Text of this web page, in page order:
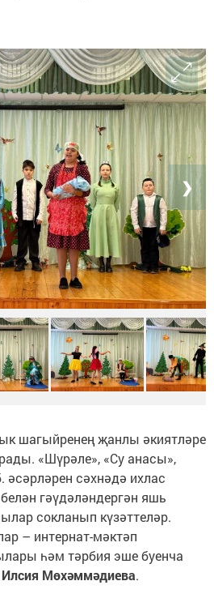
❯
шагыйренең җанлы әкиятләре
«Шүрәле», «Су анасы»,
сәхнәдә ихлас
гәүдәләндергән яшь
сокланып күзәттеләр.
– интернат-мәктәп
һәм тәрбия эше буенча
Илсия Мөхәммәдиева.